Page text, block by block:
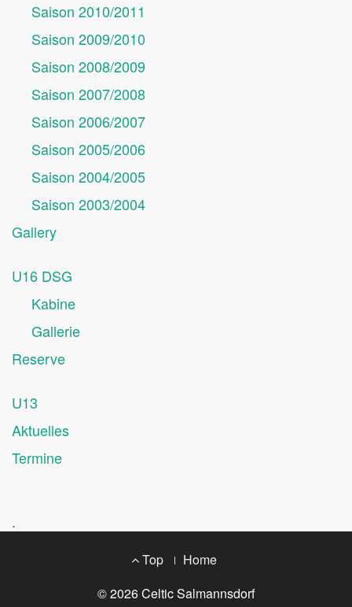
Saison 2010/2011
Saison 2009/2010
Saison 2008/2009
Saison 2007/2008
Saison 2006/2007
Saison 2005/2006
Saison 2004/2005
Saison 2003/2004
Gallery
U16 DSG
Kabine
Gallerie
Reserve
U13
Aktuelles
Termine
.
Top
Home
© 2026Celtic Salmannsdorf